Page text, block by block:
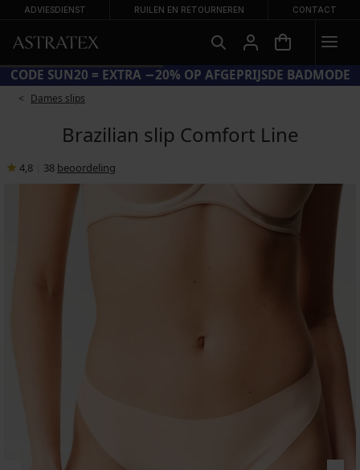
ADVIESDIENST RUILEN EN RETOURNEREN CONTACT
CODE SUN20 = EXTRA −20% OP AFGEPRIJSDE BADMODE
Dames slips
Brazilian slip Comfort Line
4,8 38 beoordeling